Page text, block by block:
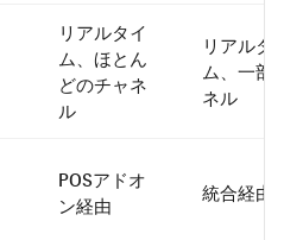
リアルタイ
ム、ほとん
どのチャネ
ル
リアルタ
ム、一部
ネル
POSアドオ
ン経由
統合経由